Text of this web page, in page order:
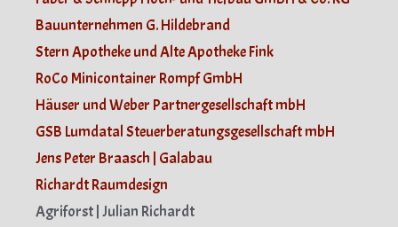
Bauunternehmen G. Hildebrand
Stern Apotheke und Alte Apotheke Fink
RoCo Minicontainer Rompf GmbH
Häuser und Weber Partnergesellschaft mbH
GSB Lumdatal Steuerberatungsgesellschaft mbH
Jens Peter Braasch | Galabau
Richardt Raumdesign
Agriforst | Julian Richardt